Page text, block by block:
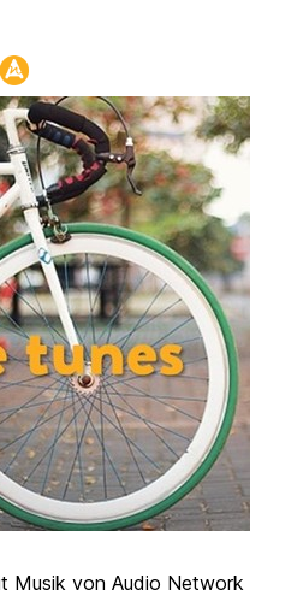
Musik von Audio Network